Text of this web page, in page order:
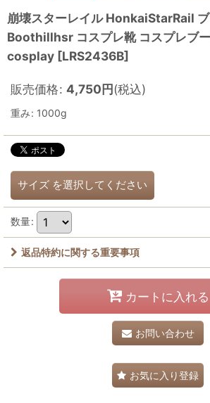
崩壊スターレイル HonkaiStarRail
Boothillhsr コスプレ靴 コスプレブ
cosplay [LRS2436B]
販売価格: 4,750円(税込)
重み: 1000g
サイズ を選択してください
数量:
返品特約に関する重要事項
カートに入れる
お問い合わせ
お気に入り登録